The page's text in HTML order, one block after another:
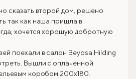
сказать второй дом, решено
так как наша пришла в
хочется хорошую добротную
поехали в салон Beyosa Hilding
Вышли с оплаченной
коробом 200х180.